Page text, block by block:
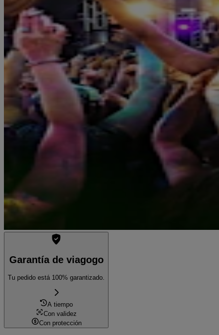
Garantía de viagogo
Tu pedido está 100% garantizado.
A tiempo
Con validez
Con protección